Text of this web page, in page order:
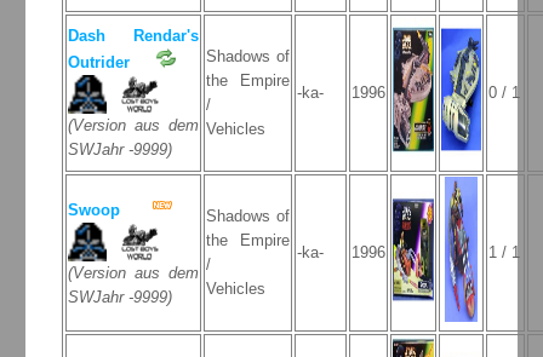
Dash Rendar's
Outrider
(Version aus dem
SWJahr -9999)
Shadows of
the Empire
/
Vehicles
-ka- 1996 0 / 1
Swoop
(Version aus dem
SWJahr -9999)
Shadows of
the Empire
/
Vehicles
-ka- 1996 1 / 1